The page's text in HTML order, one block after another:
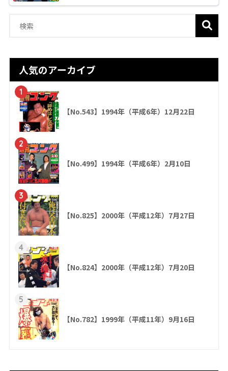
人気のアーカイブ
1
【No.543】1994年（平成6年）12月22日
2
【No.499】1994年（平成6年）2月10日
3
【No.825】2000年（平成12年）7月27日
4
【No.824】2000年（平成12年）7月20日
5
【No.782】1999年（平成11年）9月16日